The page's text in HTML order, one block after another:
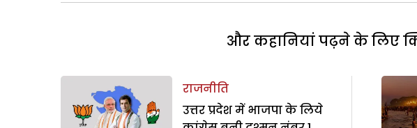
और कहानियां पढ़ने के लिए
राजनीति
उत्तर प्रदेश में भाजपा के लिये